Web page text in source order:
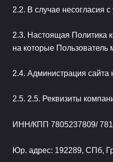
В случае несогласия
Настоящая Политика
на которые Пользователь
Администрация сайта
2.5. Реквизиты
ИНН/КПП 7805237809/
Юр. адрес: 192289, СПб,